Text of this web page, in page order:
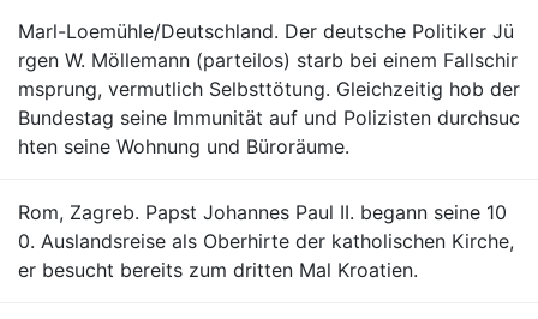
Marl-Loemühle/Deutschland. Der deutsche Politiker Jü
rgen W. Möllemann (parteilos) starb bei einem Fallschir
msprung, vermutlich Selbsttötung. Gleichzeitig hob der
Bundestag seine Immunität auf und Polizisten durchsuc
hten seine Wohnung und Büroräume.
Rom, Zagreb. Papst Johannes Paul II. begann seine 10
0. Auslandsreise als Oberhirte der katholischen Kirche,
er besucht bereits zum dritten Mal Kroatien.